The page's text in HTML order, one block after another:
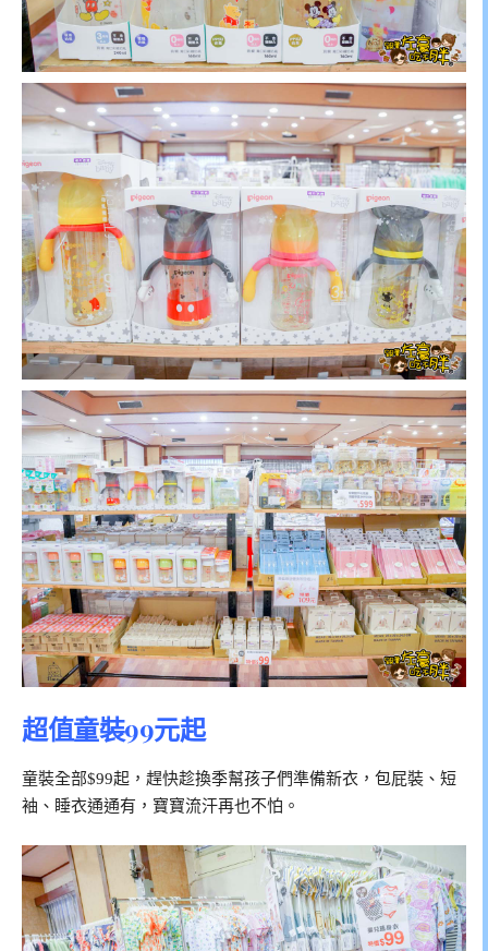
超值童裝99元起
童裝全部$99起，趕快趁換季幫孩子們準備新衣，包屁裝、短
袖、睡衣通通有，寶寶流汗再也不怕。